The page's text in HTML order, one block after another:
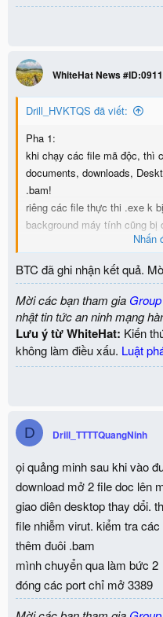
WhiteHat News #ID:0911
Drill_HVKTQS đã viết:
Pha 1:
khi chạy các file mã độc, thì
documents, downloads,
.bam!
riêng các file thực thi .exe k
background máy tính cũng bị
Nhấn
BTC đã ghi nhận kết quả.
Mời các bạn tham gia
nhật tin tức an ninh mạng
Lưu ý từ WhiteHat: Kiến
không làm điều xấu. Luật
D Drill_TTTTQuangNinh
ọi quảng minh sau khi vào
download mở 2 file doc lên
giao diên desktop thay dổi.
file nhiễm virut. kiểm tra
thêm đuôi .bam
mình chuyển qua làm bức 2
đóng các port chỉ mở 3389